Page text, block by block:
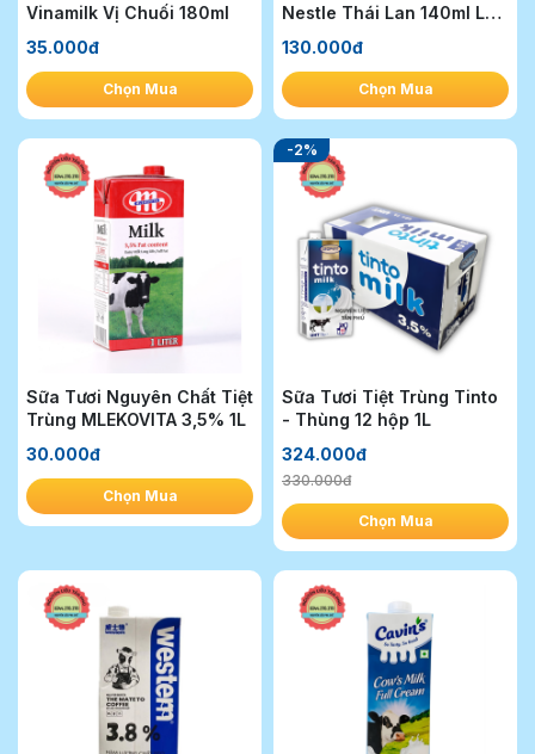
Vinamilk Vị Chuối 180ml
35.000đ
Chọn Mua
Nestle Thái Lan 140ml Lốc
130.000đ
Chọn Mua
Sữa Tươi Nguyên Chất Tiệt
Trùng MLEKOVITA 3,5% 1L
30.000đ
Chọn Mua
Sữa Tươi Tiệt Trùng Tinto
- Thùng 12 hộp 1L
324.000đ
330.000đ
-2%
Chọn Mua